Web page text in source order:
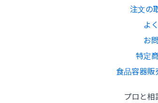
注文の
よ
お
特定
食品容器販
プロと